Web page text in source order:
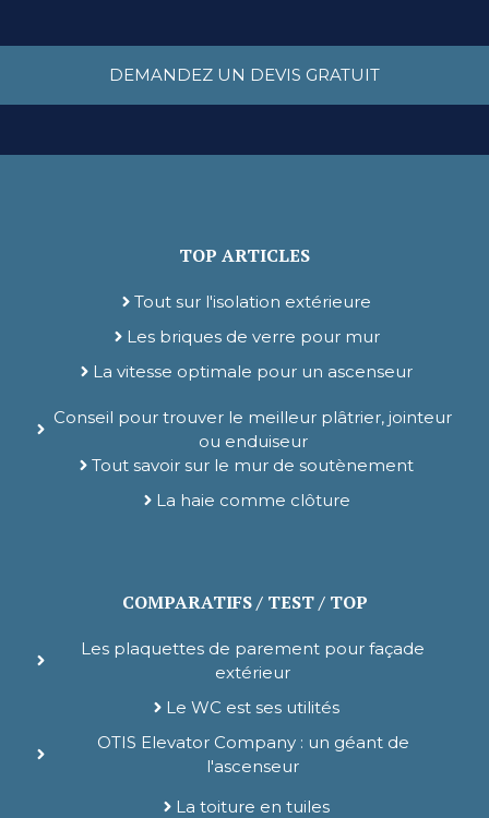
DEMANDEZ UN DEVIS GRATUIT
TOP ARTICLES
Tout sur l'isolation extérieure
Les briques de verre pour mur
La vitesse optimale pour un ascenseur
Conseil pour trouver le meilleur plâtrier, jointeur
ou enduiseur
Tout savoir sur le mur de soutènement
La haie comme clôture
COMPARATIFS / TEST / TOP
Les plaquettes de parement pour façade
extérieur
Le WC est ses utilités
OTIS Elevator Company : un géant de
l'ascenseur
La toiture en tuiles